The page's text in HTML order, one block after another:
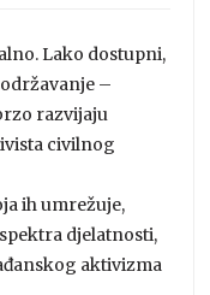
Lako dostupni,
–
razvijaju
civilnog
ih umrežuje,
djelatnosti,
aktivizma